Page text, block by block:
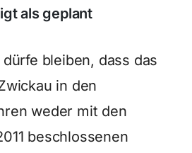
als geplant
bleiben, dass das
in den
weder mit den
beschlossenen